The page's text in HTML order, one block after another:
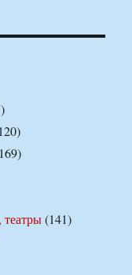
театры(141)